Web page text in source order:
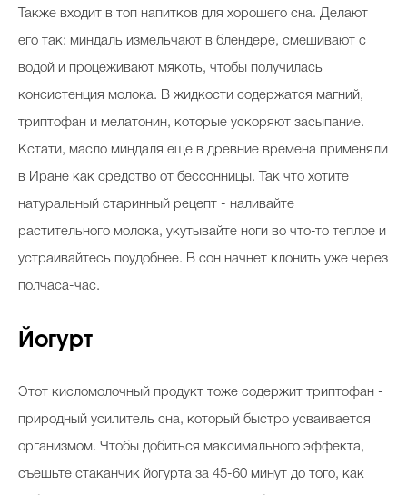
Также входит в топ напитков для хорошего сна. Делают
его так: миндаль измельчают в блендере, смешивают с
водой и процеживают мякоть, чтобы получилась
консистенция молока. В жидкости содержатся магний,
триптофан и мелатонин, которые ускоряют засыпание.
Кстати, масло миндаля еще в древние времена применяли
в Иране как средство от бессонницы. Так что хотите
натуральный старинный рецепт - наливайте
растительного молока, укутывайте ноги во что-то теплое и
устраивайтесь поудобнее. В сон начнет клонить уже через
полчаса-час.
Йогурт
Этот кисломолочный продукт тоже содержит триптофан -
природный усилитель сна, который быстро усваивается
организмом. Чтобы добиться максимального эффекта,
съешьте стаканчик йогурта за 45-60 минут до того, как